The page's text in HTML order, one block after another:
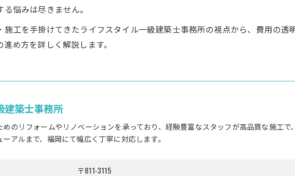
悩みは尽きません。
工を手掛けてきたライフスタイル一級建築士事務所の視点から、費用の透
め方を詳しく解説します。
建築士事務所
のリフォームやリノベーションを承っており、経験豊富なスタッフが高品質な施工で
アルまで、福岡にて幅広く丁寧に対応します。
〒811-3115